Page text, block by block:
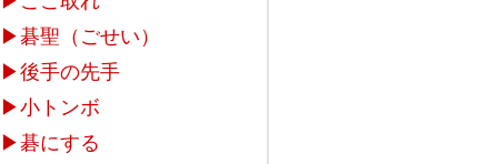
▶碁聖（ごせい）
▶後手の先手
▶小トンボ
▶碁にする